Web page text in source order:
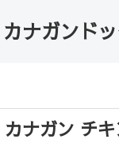
カナガンド
カナガン チ